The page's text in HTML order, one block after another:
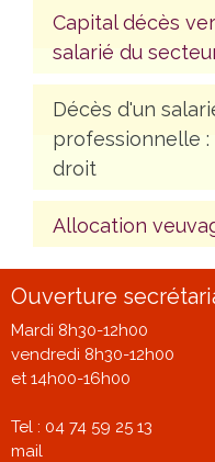
Capital décès
salarié du
Décès d'un
professionnelle
droit
Allocation
Ouverture
Mardi 8h30-12h00
vendredi 8h30-12h00
et 14h00-16h00
Tel : 04 74 59 25 13
mail